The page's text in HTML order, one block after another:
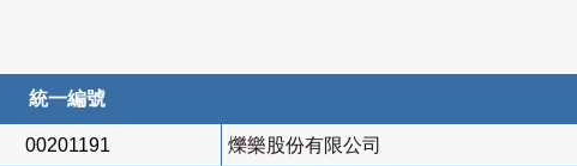
統一編號
00201191 爍樂股份有限公司